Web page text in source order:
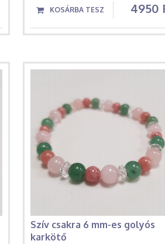
4950
Szív csakra 6 mm-es golyós
karkötő